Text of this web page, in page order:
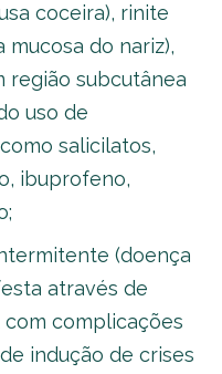
coceira), rinite
mucosa do nariz),
região subcutânea
uso de
salicilatos,
ibuprofeno,
(doença
através de
complicações
indução de crises